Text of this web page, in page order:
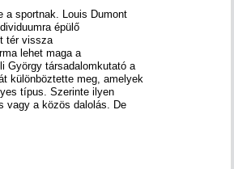
a sportnak. Louis Dumont
épülő
tér vissza
lehet maga a
György társadalomkutató a
különböztette meg, amelyek
típus. Szerinte ilyen
vagy a közös dalolás. De